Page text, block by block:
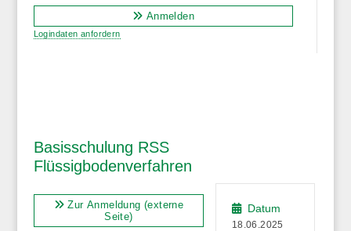
Anmelden
Logindaten anfordern
Basisschulung RSS
Flüssigbodenverfahren
Zur Anmeldung (externe
Seite)
Datum
18.06.2025